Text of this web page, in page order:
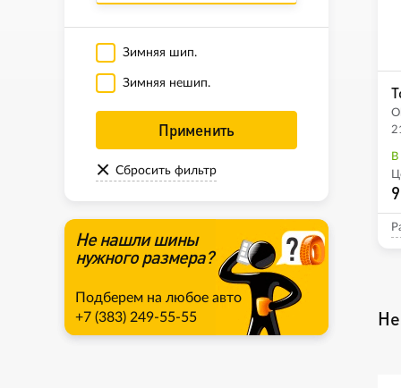
Зимняя шип.
Зимняя нешип.
Применить
Сбросить фильтр
Не нашли шины
нужного размера?
Подберем на любое авто
+7 (383) 249-55-55
В